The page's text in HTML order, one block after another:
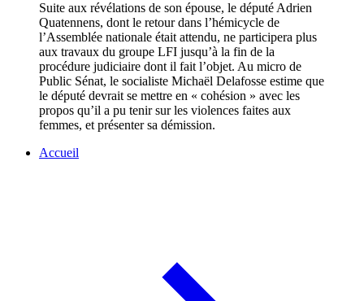
Suite aux révélations de son épouse, le député Adrien
Quatennens, dont le retour dans l’hémicycle de
l’Assemblée nationale était attendu, ne participera plus
aux travaux du groupe LFI jusqu’à la fin de la
procédure judiciaire dont il fait l’objet. Au micro de
Public Sénat, le socialiste Michaël Delafosse estime que
le député devrait se mettre en « cohésion » avec les
propos qu’il a pu tenir sur les violences faites aux
femmes, et présenter sa démission.
Accueil